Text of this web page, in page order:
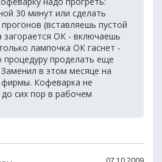
30 минут или сделать
(вставляешь пустой
ОК - включаешь
лампочка ОК гаснет -
проделать еще
в этом месяце на
Кофеварка не
сих пор в рабочем